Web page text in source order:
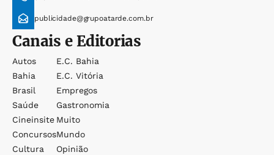
publicidade@grupoatarde.com.br
Canais e Editorias
Autos
Bahia
Brasil
Saúde
Cineinsite
Concursos
Cultura
E.c. Bahia
E.c. Vitória
Empregos
Gastronomia
Muito
Mundo
Opinião